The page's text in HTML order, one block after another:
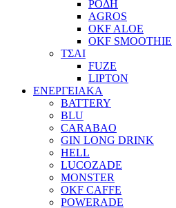
ΡΟΔΗ
AGROS
OKF ALOE
OKF SMOOTHIE
ΤΣΑΙ
FUZE
LIPTON
ΕΝΕΡΓΕΙΑΚΑ
BATTERY
BLU
CARABAO
GIN LONG DRINK
HELL
LUCOZADE
MONSTER
OKF CAFFE
POWERADE